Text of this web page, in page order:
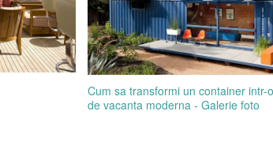
Cum sa transformi un container intr-
de vacanta moderna - Galerie foto